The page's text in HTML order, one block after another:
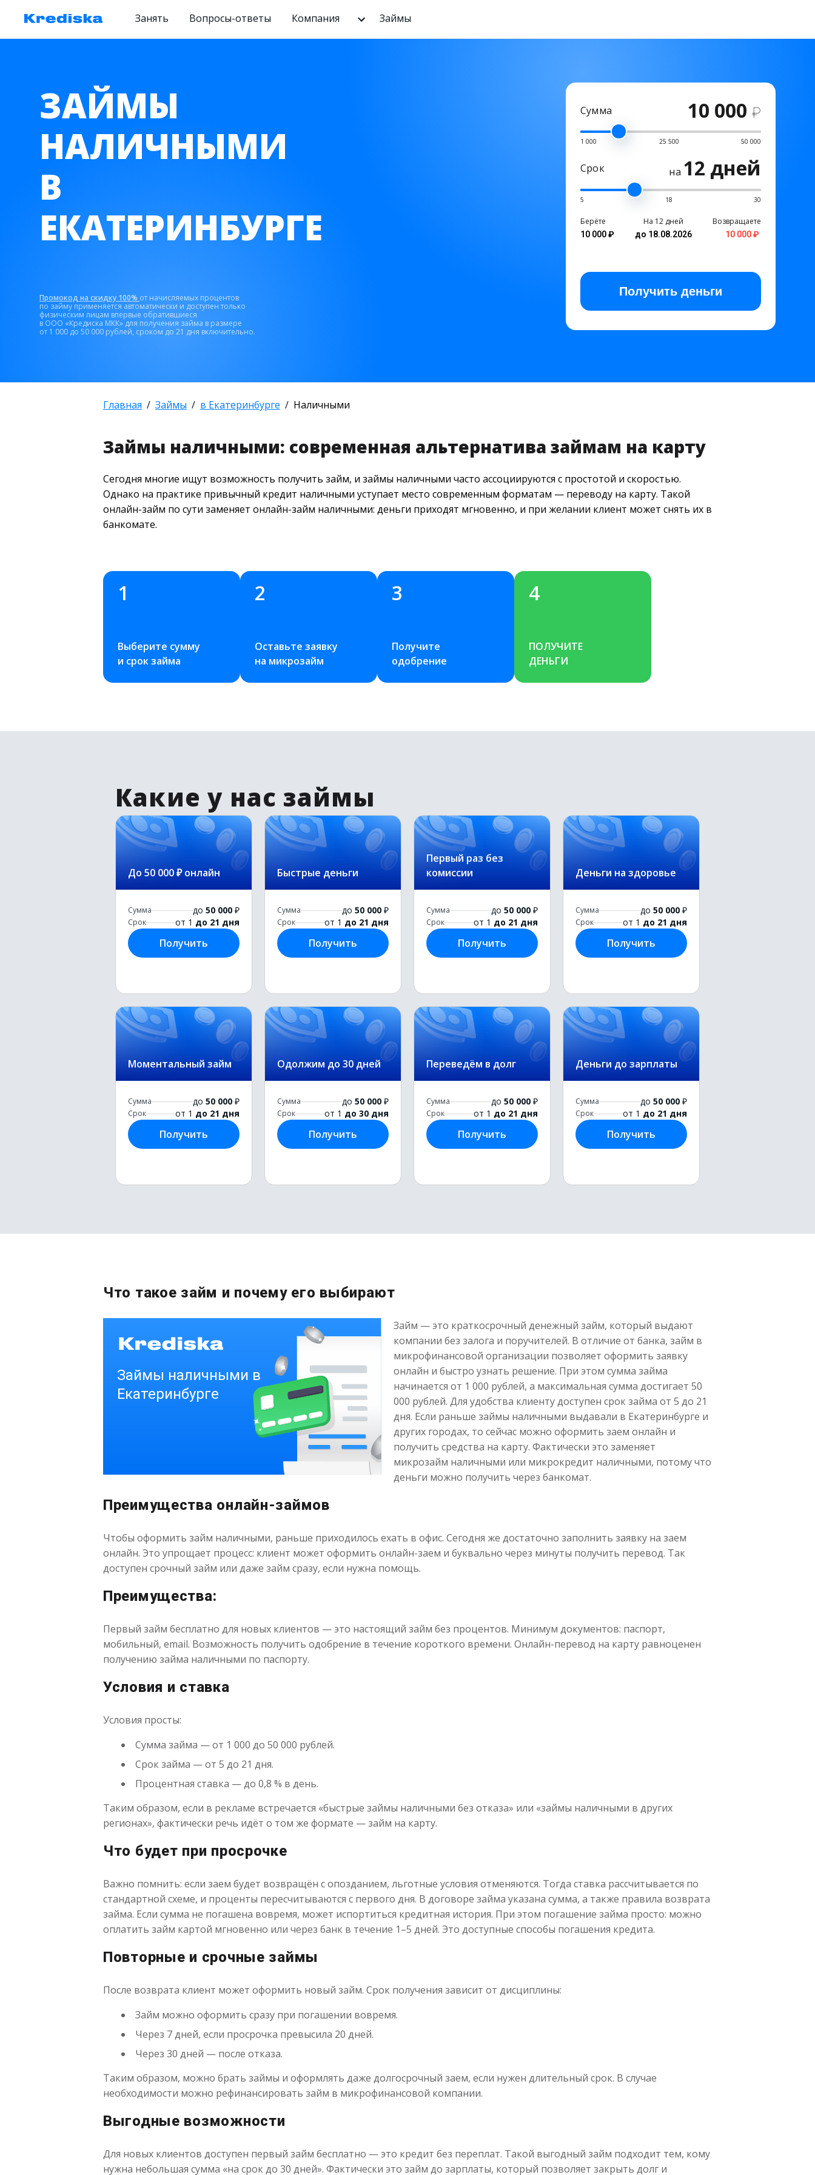
Занять Вопросы-ответы Компания Займы
ЗАЙМЫ
НАЛИЧНЫМИ
В
ЕКАТЕРИНБУРГЕ
Промокод на скидку 100% от начисляемых процентов
по займу применяется автоматически и доступен только
физическим лицам впервые обратившиеся
в ООО «Кредиска МКК» для получения займа в размере
от 1 000 до 50 000 рублей, сроком до 21 дня включительно.
Сумма 10 000 ₽
1 000 25 500 50 000
Срок на 12 дней
5 18 30
Берёте
10 000 ₽
На 12 дней
до 18.08.2026
Возвращаете
10 000 ₽
Получить деньги
Главная Займы в Екатеринбурге Наличными
Займы наличными: современная альтернатива займам на карту
Сегодня многие ищут возможность получить займ, и займы наличными часто ассоциируются с простотой и скоростью.
Однако на практике привычный кредит наличными уступает место современным форматам — переводу на карту. Такой
онлайн-займ по сути заменяет онлайн-займ наличными: деньги приходят мгновенно, и при желании клиент может снять их в
банкомате.
1
Выберите сумму
и срок займа
2
Оставьте заявку
на микрозайм
3
Получите
одобрение
4
ПОЛУЧИТЕ
ДЕНЬГИ
Какие у нас займы
До 50 000 ₽ онлайн
Сумма до 50 000 ₽
Срок от 1 до 21 дня
Получить
Быстрые деньги
Сумма до 50 000 ₽
Срок от 1 до 21 дня
Получить
Первый раз без
комиссии
Сумма до 50 000 ₽
Срок от 1 до 21 дня
Получить
Деньги на здоровье
Сумма до 50 000 ₽
Срок от 1 до 21 дня
Получить
Моментальный займ
Сумма до 50 000 ₽
Срок от 1 до 21 дня
Получить
Одолжим до 30 дней
Сумма до 50 000 ₽
Срок от 1 до 30 дня
Получить
Переведём в долг
Сумма до 50 000 ₽
Срок от 1 до 21 дня
Получить
Деньги до зарплаты
Сумма до 50 000 ₽
Срок от 1 до 21 дня
Получить
Что такое займ и почему его выбирают
Займ — это краткосрочный денежный займ, который выдают
компании без залога и поручителей. В отличие от банка, займ в
микрофинансовой организации позволяет оформить заявку
онлайн и быстро узнать решение. При этом сумма займа
начинается от 1 000 рублей, а максимальная сумма достигает 50
000 рублей. Для удобства клиенту доступен срок займа от 5 до 21
дня. Если раньше займы наличными выдавали в Екатеринбурге и
других городах, то сейчас можно оформить заем онлайн и
получить средства на карту. Фактически это заменяет
микрозайм наличными или микрокредит наличными, потому что
деньги можно получить через банкомат.
Преимущества онлайн-займов
Чтобы оформить займ наличными, раньше приходилось ехать в офис. Сегодня же достаточно заполнить заявку на заем
онлайн. Это упрощает процесс: клиент может оформить онлайн-заем и буквально через минуты получить перевод. Так
доступен срочный займ или даже займ сразу, если нужна помощь.
Преимущества:
Первый займ бесплатно для новых клиентов — это настоящий займ без процентов. Минимум документов: паспорт,
мобильный, email. Возможность получить одобрение в течение короткого времени. Онлайн-перевод на карту равноценен
получению займа наличными по паспорту.
Условия и ставка
Условия просты:
Сумма займа — от 1 000 до 50 000 рублей.
Срок займа — от 5 до 21 дня.
Процентная ставка — до 0,8 % в день.
Таким образом, если в рекламе встречается «быстрые займы наличными без отказа» или «займы наличными в других
регионах», фактически речь идёт о том же формате — займ на карту.
Что будет при просрочке
Важно помнить: если заем будет возвращён с опозданием, льготные условия отменяются. Тогда ставка рассчитывается по
стандартной схеме, и проценты пересчитываются с первого дня. В договоре займа указана сумма, а также правила возврата
займа. Если сумма не погашена вовремя, может испортиться кредитная история. При этом погашение займа просто: можно
оплатить займ картой мгновенно или через банк в течение 1–5 дней. Это доступные способы погашения кредита.
Повторные и срочные займы
После возврата клиент может оформить новый займ. Срок получения зависит от дисциплины:
Займ можно оформить сразу при погашении вовремя.
Через 7 дней, если просрочка превысила 20 дней.
Через 30 дней — после отказа.
Таким образом, можно брать займы и оформлять даже долгосрочный заем, если нужен длительный срок. В случае
необходимости можно рефинансировать займ в микрофинансовой компании.
Выгодные возможности
Для новых клиентов доступен первый займ бесплатно — это кредит без переплат. Такой выгодный займ подходит тем, кому
нужна небольшая сумма «на срок до 30 дней». Фактически это займ до зарплаты, который позволяет закрыть долг и